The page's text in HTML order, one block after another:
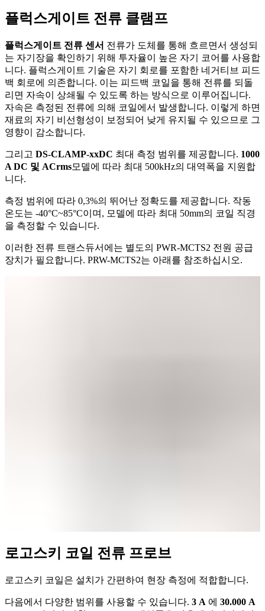
플럭스게이트 전류 클램프
플럭스게이트 전류 센서 전류가 도체를 통해 흐르면서 생성되
는 자기장을 확인하기 위해 투자율이 높은 자기 코어를 사용합
니다. 플럭스게이트 기술은 자기 회로를 포함한 네거티브 피드
백 회로에 의존합니다. 이는 피드백 코일을 통해 전류를 되돌
리면 자속이 상쇄될 수 있도록 하는 방식으로 이루어집니다.
자속은 측정된 전류에 의해 코일에서 발생합니다. 이렇게 하면
재료의 자기 비선형성이 보정되어 낮게 유지될 수 있으므로 그
영향이 감소합니다.
그리고 DS-CLAMP-xxDC 최대 측정 범위를 제공합니다. 1000
A DC 및 ACrms모델에 따라 최대 500kHz의 대역폭을 지원합
니다.
측정 범위에 따라 0,3%의 뛰어난 정확도를 제공합니다. 작동
온도는 -40°C~85°C이며, 모델에 따라 최대 50mm의 코일 직경
을 측정할 수 있습니다.
이러한 전류 트랜스듀서에는 별도의 PWR-MCTS2 전원 공급
장치가 필요합니다. PRW-MCTS2는 아래를 참조하십시오.
로고스키 코일 전류 프로브
로고스키 코일은 설치가 간편하여 현장 측정에 적합합니다.
다음에서 다양한 범위를 사용할 수 있습니다. 3 A 에 30.000 A